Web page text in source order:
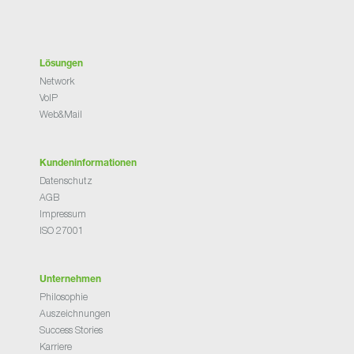
Lösungen
Network
VoIP
Web&Mail
Kundeninformationen
Datenschutz
AGB
Impressum
ISO 27001
Unternehmen
Philosophie
Auszeichnungen
Success Stories
Karriere